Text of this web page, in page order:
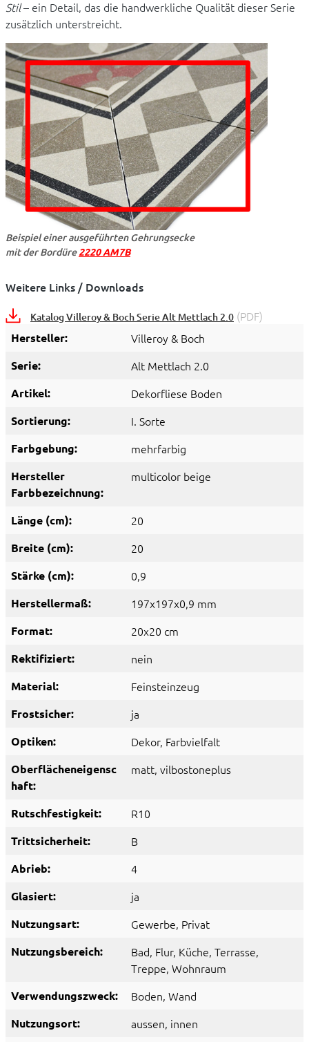
Stil– ein Detail, das die handwerkliche Qualität dieser Serie
zusätzlich unterstreicht.
Beispiel einer ausgeführten Gehrungsecke
mit der Bordüre2220 AM7B
Weitere Links / Downloads
Katalog Villeroy & Boch Serie Alt Mettlach 2.0 (PDF)
Hersteller: Villeroy & Boch
Serie: Alt Mettlach 2.0
Artikel: Dekorfliese Boden
Sortierung: I. Sorte
Farbgebung: mehrfarbig
Hersteller
Farbbezeichnung:
multicolor beige
Länge (cm): 20
Breite (cm): 20
Stärke (cm): 0,9
Herstellermaß: 197x197x0,9 mm
Format: 20x20 cm
Rektifiziert: nein
Material: Feinsteinzeug
Frostsicher: ja
Optiken: Dekor, Farbvielfalt
Oberflächeneigensc
haft:
matt, vilbostoneplus
Rutschfestigkeit: R10
Trittsicherheit: B
Abrieb: 4
Glasiert: ja
Nutzungsart: Gewerbe, Privat
Nutzungsbereich: Bad, Flur, Küche, Terrasse,
Treppe, Wohnraum
Verwendungszweck: Boden, Wand
Nutzungsort: aussen, innen